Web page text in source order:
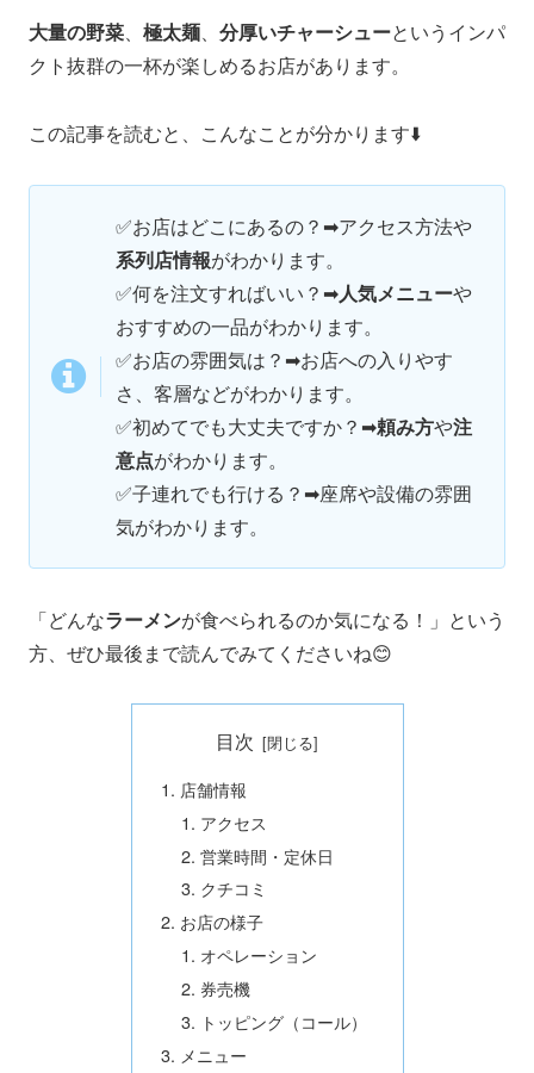
大量の野菜、 極太麺、 分厚いチャーシューというインパ
クト抜群の一杯が楽しめるお店があります。
この記事を読むと、こんなことが分かります⬇️
✅お店はどこにあるの？➡アクセス方法や
系列店情報がわかります。
✅何を注文すればいい？➡人気メニューや
おすすめの一品がわかります。
✅お店の雰囲気は？➡お店への入りやす
さ、客層などがわかります。
✅初めてでも大丈夫ですか？➡頼み方や注
意点がわかります。
✅子連れでも行ける？➡座席や設備の雰囲
気がわかります。
「どんなラーメンが食べられるのか気になる！」という
方、ぜひ最後まで読んでみてくださいね😊
目次
店舗情報
アクセス
営業時間・定休日
クチコミ
お店の様子
オペレーション
券売機
トッピング（コール）
メニュー